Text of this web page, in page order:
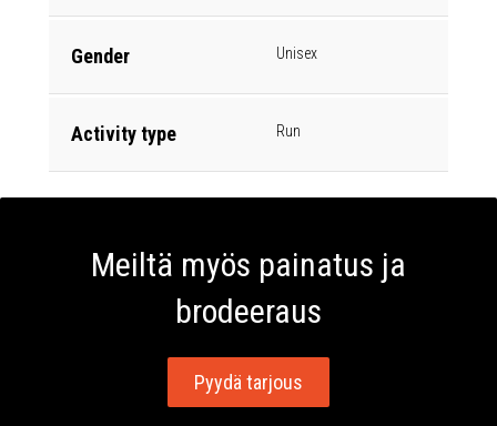
Gender Unisex
Activity type Run
Meiltä myös painatus ja
brodeeraus
Pyydä tarjous